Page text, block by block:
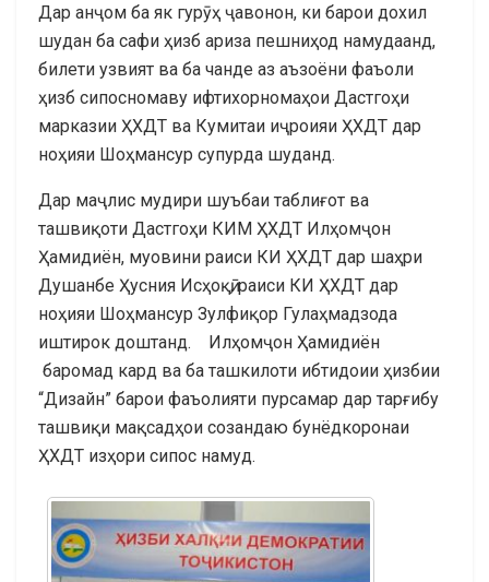
Дар анҷом ба як гурӯҳ ҷавонон, ки барои дохил
шудан ба сафи ҳизб ариза пешниҳод намудаанд,
билети узвият ва ба чанде аз аъзоёни фаъоли
ҳизб сипосномаву ифтихорномаҳои Дастгоҳи
марказии ҲХДТ ва Кумитаи иҷроияи ҲХДТ дар
ноҳияи Шоҳмансур супурда шуданд.
Дар маҷлис мудири шуъбаи таблиғот ва
ташвиқоти Дастгоҳи КИМ ҲХДТ Илҳомҷон
Ҳамидиён, муовини раиси КИ ҲХДТ дар шаҳри
Душанбе Ҳусния Исҳоқӣ, раиси КИ ҲХДТ дар
ноҳияи Шоҳмансур Зулфиқор Гулаҳмадзода
иштирок доштанд. Илҳомҷон Ҳамидиён
баромад кард ва ба ташкилоти ибтидоии ҳизбии
“Дизайн” барои фаъолияти пурсамар дар тарғибу
ташвиқи мақсадҳои созандаю бунёдкоронаи
ҲХДТ изҳори сипос намуд.